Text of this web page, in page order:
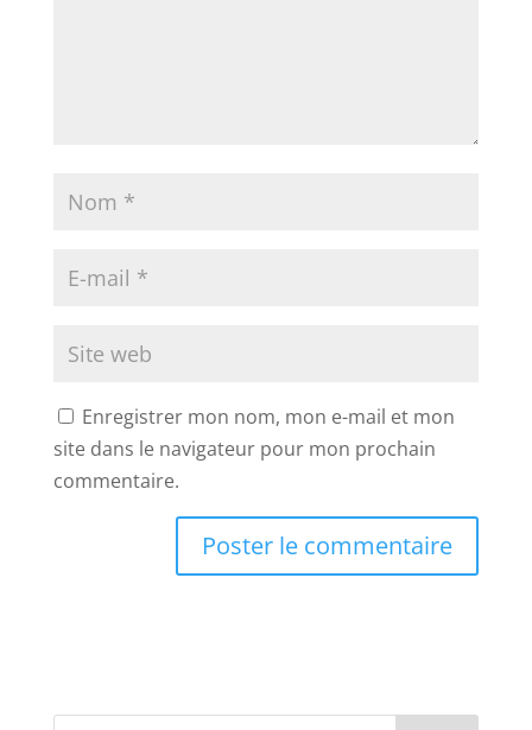
Enregistrer mon nom, mon e-mail et mon
site dans le navigateur pour mon prochain
commentaire.